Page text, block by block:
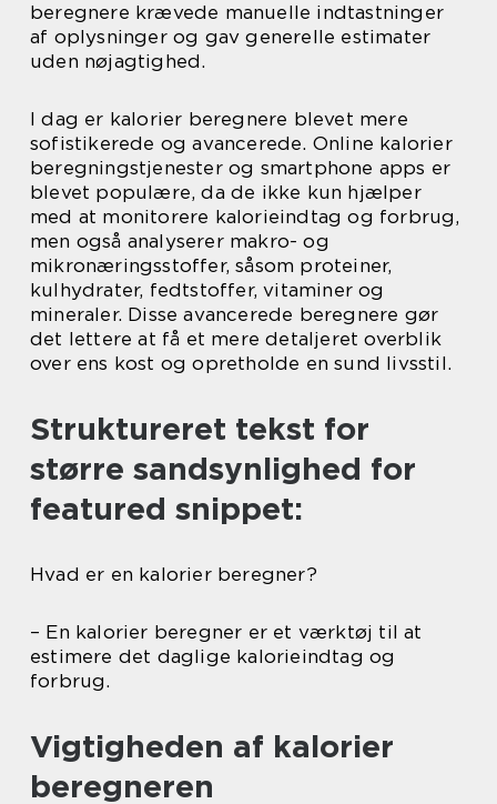
beregnere krævede manuelle indtastninger
af oplysninger og gav generelle estimater
uden nøjagtighed.
I dag er kalorier beregnere blevet mere
sofistikerede og avancerede. Online kalorier
beregningstjenester og smartphone apps er
blevet populære, da de ikke kun hjælper
med at monitorere kalorieindtag og forbrug,
men også analyserer makro- og
mikronæringsstoffer, såsom proteiner,
kulhydrater, fedtstoffer, vitaminer og
mineraler. Disse avancerede beregnere gør
det lettere at få et mere detaljeret overblik
over ens kost og opretholde en sund livsstil.
Struktureret tekst for
større sandsynlighed for
featured snippet:
Hvad er en kalorier beregner?
– En kalorier beregner er et værktøj til at
estimere det daglige kalorieindtag og
forbrug.
Vigtigheden af kalorier
beregneren